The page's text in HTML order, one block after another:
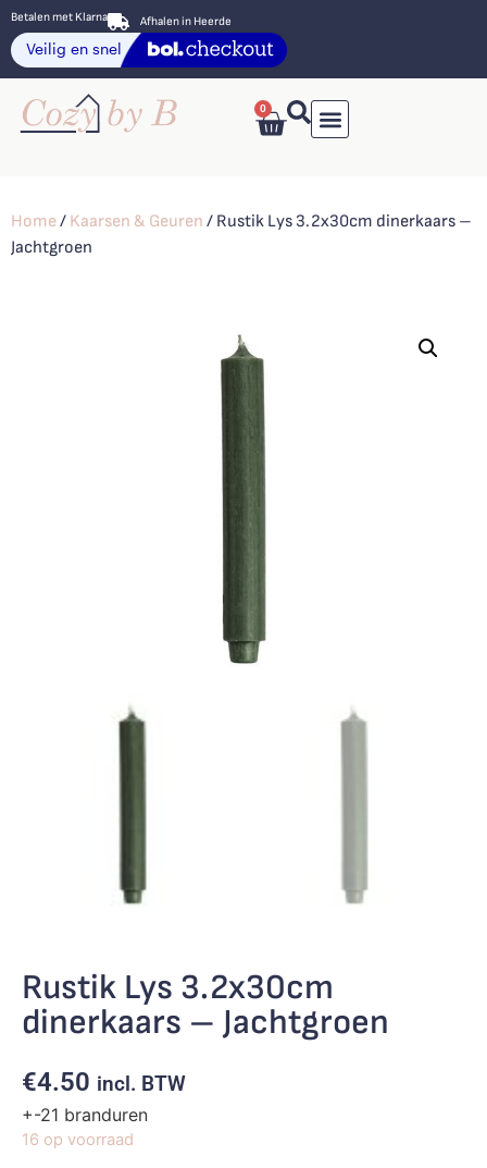
Betalen met Klarna Afhalen in Heerde
0
Home/ Kaarsen & Geuren / Rustik Lys 3.2x30cm dinerkaars –
Jachtgroen
Rustik Lys 3.2x30cm
dinerkaars – Jachtgroen
€4.50 incl. BTW
+-21 branduren
16 op voorraad